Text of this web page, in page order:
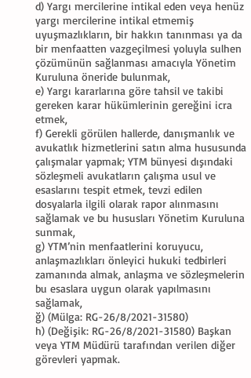
d) Yargı mercilerine intikal eden veya henüz
yargı mercilerine intikal etmemiş
uyuşmazlıkların, bir hakkın tanınması ya da
bir menfaatten vazgeçilmesi yoluyla sulhen
çözümünün sağlanması amacıyla Yönetim
Kuruluna öneride bulunmak,
e) Yargı kararlarına göre tahsil ve takibi
gereken karar hükümlerinin gereğini icra
etmek,
f) Gerekli görülen hallerde, danışmanlık ve
avukatlık hizmetlerini satın alma hususunda
çalışmalar yapmak; YTM bünyesi dışındaki
sözleşmeli avukatların çalışma usul ve
esaslarını tespit etmek, tevzi edilen
dosyalarla ilgili olarak rapor alınmasını
sağlamak ve bu hususları Yönetim Kuruluna
sunmak,
g) YTM’nin menfaatlerini koruyucu,
anlaşmazlıkları önleyici hukuki tedbirleri
zamanında almak, anlaşma ve sözleşmelerin
bu esaslara uygun olarak yapılmasını
sağlamak,
ğ) (Mülga: RG-26/8/2021-31580)
h) (Değişik: RG-26/8/2021-31580) Başkan
veya YTM Müdürü tarafından verilen diğer
görevleri yapmak.